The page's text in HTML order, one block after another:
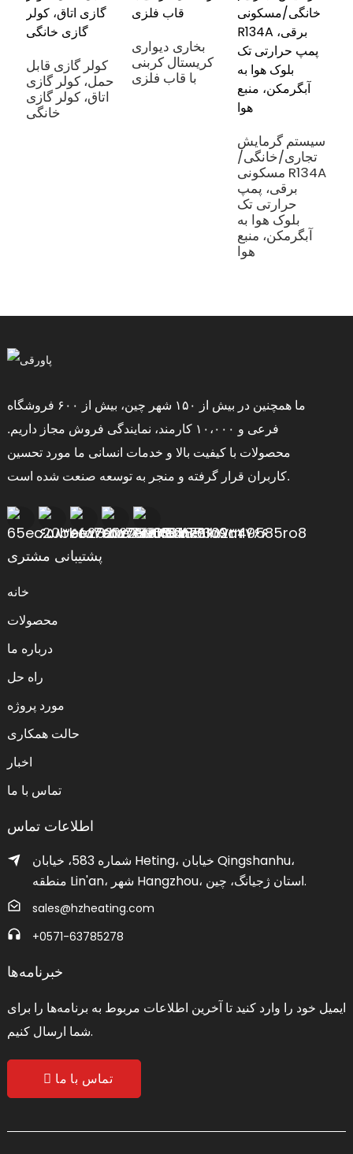
کولر گازی قابل
حمل، کولر گازی
اتاق، کولر گازی
خانگی
بخاری دیواری
کریستال کربنی
با قاب فلزی
سیستم گرمایش
تجاری/خانگی/
مسکونی R134A
برقی، پمپ
حرارتی تک
بلوک هوا به
آبگرمکن، منبع
هوا
ما همچنین در بیش از ۱۵۰ شهر چین، بیش از ۶۰۰ فروشگاه
فرعی و ۱۰،۰۰۰ کارمند، نمایندگی فروش مجاز داریم.
محصولات با کیفیت بالا و خدمات انسانی ما مورد تحسین
کاربران قرار گرفته و منجر به توسعه صنعت شده است.
پشتیبانی مشتری
خانه
محصولات
درباره ما
راه حل
مورد پروژه
حالت همکاری
اخبار
تماس با ما
اطلاعات تماس
شماره 583، خیابان Heting، خیابان Qingshanhu،
منطقه Lin'an، شهر Hangzhou، استان ژجیانگ، چین.
sales@hzheating.com
‎+0571-63785278‎
خبرنامه‌ها
ایمیل خود را وارد کنید تا آخرین اطلاعات مربوط به برنامه‌ها را برای
شما ارسال کنیم.
تماس با ما